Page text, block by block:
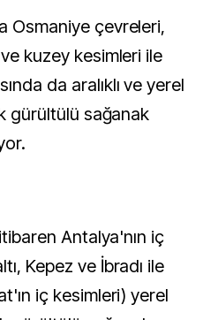
Osmaniye çevreleri,
kuzey kesimleri ile
da aralıklı ve yerel
gürültülü sağanak
Antalya'nın iç
Kepez ve İbradı ile
iç kesimleri) yerel